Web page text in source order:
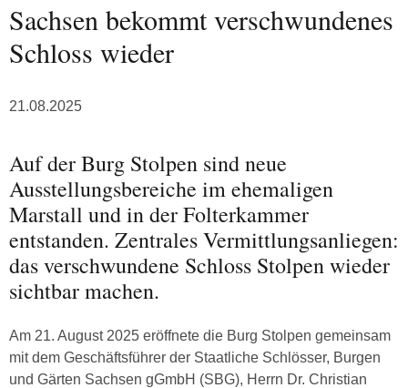
Sachsen bekommt verschwundenes
Schloss wieder
21.08.2025
Auf der Burg Stolpen sind neue
Ausstellungsbereiche im ehemaligen
Marstall und in der Folterkammer
entstanden. Zentrales Vermittlungsanliegen:
das verschwundene Schloss Stolpen wieder
sichtbar machen.
Am 21. August 2025 eröffnete die Burg Stolpen gemeinsam
mit dem Geschäftsführer der Staatliche Schlösser, Burgen
und Gärten Sachsen gGmbH (SBG), Herrn Dr. Christian